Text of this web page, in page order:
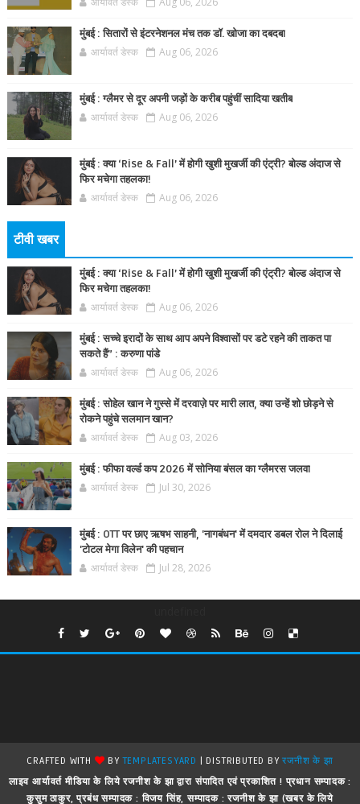
मुंबई : सितारों से इंटरनेशनल मंच तक डॉ. खोजा का दबदबा
आर्यावर्त डेस्क Aug 06, 2026
मुंबई : ग्लैमर से दूर अपनी जड़ों के करीब पहुंचीं सादिया खतीब
आर्यावर्त डेस्क Aug 06, 2026
मुंबई : क्या ‘Rise & Fall’ में होगी खुशी मुखर्जी की एंट्री? बोल्ड अंदाज से
फिर मचेगा तहलका!
आर्यावर्त डेस्क Aug 06, 2026
टीवी खबर
मुंबई : क्या ‘Rise & Fall’ में होगी खुशी मुखर्जी की एंट्री? बोल्ड अंदाज से
फिर मचेगा तहलका!
आर्यावर्त डेस्क Aug 06, 2026
मुंबई : सच्चे इरादों के साथ आप अपने विश्वासों पर डटे रहने की ताकत पा
सकते हैं” : करुणा पांडे
आर्यावर्त डेस्क Aug 06, 2026
मुंबई : सोहेल खान ने गुस्से में दरवाज़े पर मारी लात, क्या उन्हें शो छोड़ने से
रोकने पहुंचे सलमान खान?
आर्यावर्त डेस्क Aug 03, 2026
मुंबई : फीफा वर्ल्ड कप 2026 में सोनिया बंसल का ग्लैमरस जलवा
आर्यावर्त डेस्क Jul 30, 2026
मुंबई : OTT पर छाए ऋषभ साहनी, 'नागबंधन' में दमदार डबल रोल ने दिलाई
'टोटल मेगा विलेन' की पहचान
आर्यावर्त डेस्क Jul 28, 2026
CRAFTED WITH BYTEMPLATESYARD | DISTRIBUTED BYरजनीश के झा
लाइव आर्यावर्त मीडिया के लिये रजनीश के झा द्वारा संपादित एवं प्रकाशित ! प्रधान सम्पादक :
कुसुम ठाकुर, प्रबंध सम्पादक : विजय सिंह, सम्पादक : रजनीश के झा (खबर के लिये